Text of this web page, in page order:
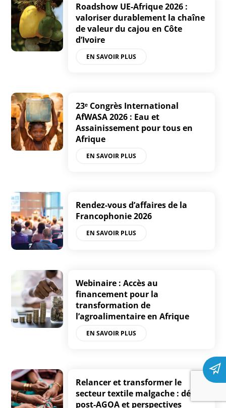
Roadshow UE-Afrique 2026 :
valoriser durablement la chaîne
de valeur du cajou en Côte
d’Ivoire
EN SAVOIR PLUS
23ᵉ Congrès International
AfWASA 2026 : Eau et
Assainissement pour tous en
Afrique
EN SAVOIR PLUS
Rendez-vous d’affaires de la
Francophonie 2026
EN SAVOIR PLUS
Webinaire : Accès au
financement pour la
transformation de
l’agroalimentaire en Afrique
EN SAVOIR PLUS
Relancer et transformer le
secteur textile malgache : défis
post-AGOA et perspectives